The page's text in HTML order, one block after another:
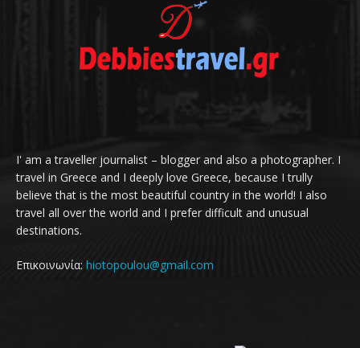
I' am a traveller journalist – blogger and also a photographer. I
travel in Greece and I deeply love Greece, because I trully
believe that is the most beautiful country in the world! I also
travel all over the world and I prefer difficult and unusual
destinations.
Επικοινωνία: hiotopoulou@gmail.com